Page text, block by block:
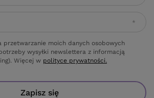
przetwarzanie moich danych osobowych
wysyłki newslettera z informacją
Więcej w polityce prywatności.
Zapisz się